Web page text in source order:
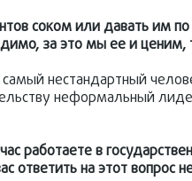
соком или давать им
за это мы ее и ценим,
нестандартный
неформальный
работаете в
на этот вопрос